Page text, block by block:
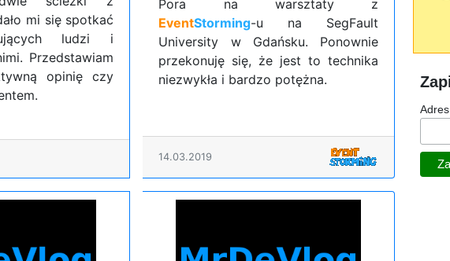
mi się spotkać
ludzi i
Przedstawiam
opinię czy
Pora na warsztaty z
EventStorming-u na SegFault
University w Gdańsku. Ponownie
przekonuję się, że jest to technika
niezwykła i bardzo potężna.
14.03.2019